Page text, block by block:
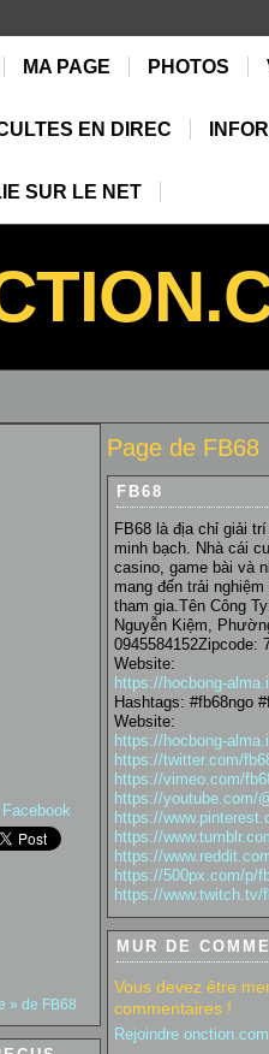
MA PAGE PHOTOS
EN DIREC
SUR LE NET
» de FB68
Page de FB68
FB68
FB68 là địa chỉ giải
minh bạch. Nhà cái
casino, game bài và
mang đến trải
tham gia.Tên Công
Nguyễn Kiệm,
0945584152Zipcode:
Website:
https://hocbong-
Hashtags: #fb68ngo
Website:
https://hocbong-
https://twitter.com/
https://vimeo.com/
https://youtube.com/
https://
https://
https://
https://500px.com/p/
https://www.twitch.tv/
MUR DE
Vous devez être
commentaires !
Rejoindre onction.com